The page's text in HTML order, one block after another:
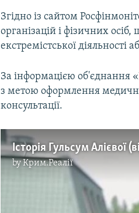
Згідно із сайтом
організацій і фізичних
екстремістської діяльності
За інформацією об'єднання
з метою оформлення
консультації.
Історія Гульсум Алієвої
byКрим.Реалії